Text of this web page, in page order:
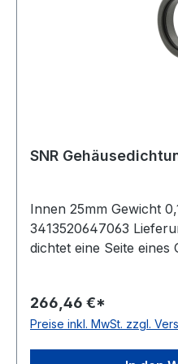
Innen 25mm Gewicht
3413520647063
dichtet eine Seite eines
266,46 €*
Preise inkl. MwSt. zzgl.